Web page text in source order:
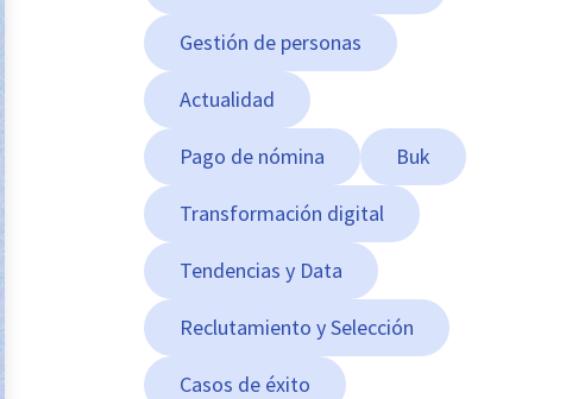
Gestión de personas
Actualidad
Pago de nómina Buk
Transformación digital
Tendencias y Data
Reclutamiento y Selección
Casos de éxito